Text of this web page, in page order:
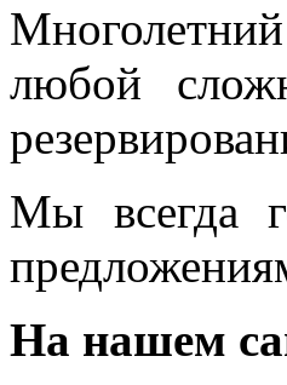
любой
Мы всегда
На нашем